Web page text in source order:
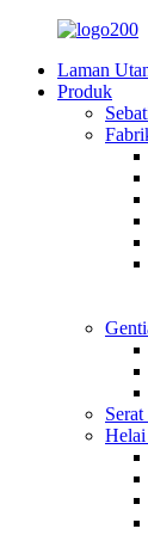
Laman
Produk